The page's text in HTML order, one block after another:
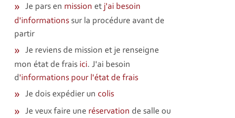
Je pars en mission et j'ai besoin
d'informationssur la procédure avant de
partir
Je reviens de mission et je renseigne
mon état de frais ici. J'ai besoin
d'informations pour l'état de frais
Je dois expédier uncolis
Je veux faire une réservation de salle ou